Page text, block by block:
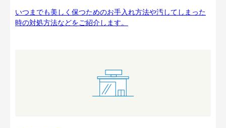
いつまでも美しく保つためのお手入れ方法や汚してしまった
時の対処方法などをご紹介します。